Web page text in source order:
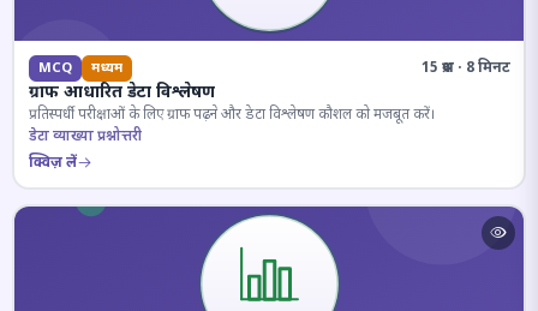
MCQ मध्यम 15 प्रश्न · 8 मिनट
ग्राफ आधारित डेटा विश्लेषण
प्रतिस्पर्धी परीक्षाओं के लिए ग्राफ पढ़ने और डेटा विश्लेषण कौशल को मजबूत करें।
डेटा व्याख्या प्रश्नोत्तरी
क्विज़ लें